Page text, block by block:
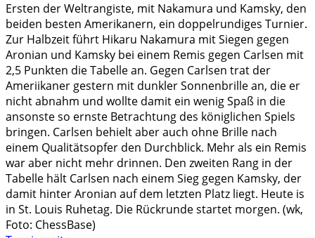
Ersten der Weltrangiste, mit Nakamura und Kamsky, den
beiden besten Amerikanern, ein doppelrundiges Turnier.
Zur Halbzeit führt Hikaru Nakamura mit Siegen gegen
Aronian und Kamsky bei einem Remis gegen Carlsen mit
2,5 Punkten die Tabelle an. Gegen Carlsen trat der
Ameriikaner gestern mit dunkler Sonnenbrille an, die er
nicht abnahm und wollte damit ein wenig Spaß in die
ansonste so ernste Betrachtung des königlichen Spiels
bringen. Carlsen behielt aber auch ohne Brille nach
einem Qualitätsopfer den Durchblick. Mehr als ein Remis
war aber nicht mehr drinnen. Den zweiten Rang in der
Tabelle hält Carlsen nach einem Sieg gegen Kamsky, der
damit hinter Aronian auf dem letzten Platz liegt. Heute is
in St. Louis Ruhetag. Die Rückrunde startet morgen. (wk,
Foto: ChessBase)